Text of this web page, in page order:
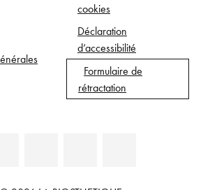
cookies
Déclaration
d’accessibilité
Formulaire de
rétractation